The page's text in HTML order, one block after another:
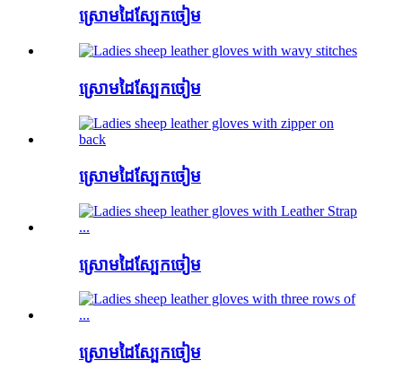
ស្រោមដៃស្បែកចៀម
ស្រោមដៃស្បែកចៀម
ស្រោមដៃស្បែកចៀម
ស្រោមដៃស្បែកចៀម
ស្រោមដៃស្បែកចៀម